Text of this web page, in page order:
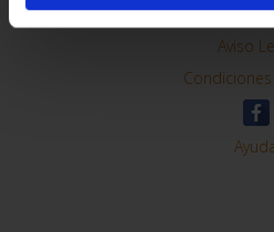
Preguntas
Aviso